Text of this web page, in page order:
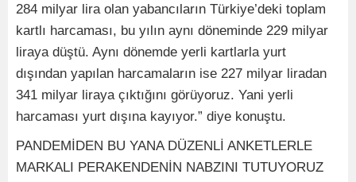
284 milyar lira olan yabancıların Türkiye’deki toplam
kartlı harcaması, bu yılın aynı döneminde 229 milyar
liraya düştü. Aynı dönemde yerli kartlarla yurt
dışından yapılan harcamaların ise 227 milyar liradan
341 milyar liraya çıktığını görüyoruz. Yani yerli
harcaması yurt dışına kayıyor.” diye konuştu.
PANDEMİDEN BU YANA DÜZENLİ ANKETLERLE
MARKALI PERAKENDENİN NABZINI TUTUYORUZ